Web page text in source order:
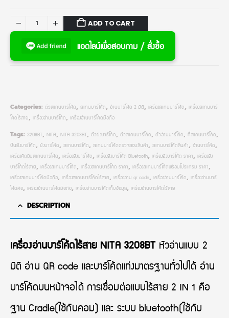
ADD TO CART
แอดไลน์เพื่อสอบถาม / สั่งซื้อ
Categories: ตัวสแกนบาร์โค้ด, สแกนบาร์โค้ด, อ่านบาร์โค้ด 2 มิติ, เครื่องสแกนบาร์โค้ด, เครื่องสแกนบาร์
โค้ดไร้สาย, เครื่องอ่านบาร์โค้ด, เครื่องอ่านบาร์โค้ดมือถือ
Tags: 3208BT, NITA, NITA 3208BT, ตัวยิงบาร์โค้ด, ตัวสแกนบาร์โค้ด, ตัวอ่านบาร์โค้ด, ที่สแกนบาร์โค้ด,
ปืนยิงบาร์โค้ด, ยิงบาร์โค้ด, สแกนบาร์โค้ด, สแกนบาร์โค้ดตรวจสอบสินค้า, สแกนบาร์โค้ดสินค้า, อ่านบาร์โค้ด,
เครื่องคิดเงินสแกนบาร์โค้ด, เครื่องยิงบาร์โค้ด, เครื่องยิงบาร์โค้ด Bluetooth, เครื่องยิงบาร์โค้ด ราคา, เครื่องยิง
บาร์โค้ดไร้สาย, เครื่องสแกนบาร์โค้ด, เครื่องสแกนบาร์โค้ด ราคา, เครื่องสแกนบาร์โค้ดพร้อมโปรแกรม ราคา,
เครื่องสแกนบาร์โค้ดมือถือ, เครื่องสแกนบาร์โค้ดไร้สาย, เครื่องอ่าน qr code, เครื่องอ่านบาร์โค้ด, เครื่องอ่านบาร์
โค้ดคือ, เครื่องอ่านบาร์โค้ดมือถือ, เครื่องอ่านบาร์โค้ดเก็บข้อมูล, เครื่องอ่านบาร์โค้ดไร้สาย
DESCRIPTION
เครื่องอ่านบาร์โค้ดไร้สาย NITA 3208BTหัวอ่านแบบ 2
มิติ อ่าน QR code และบาร์โค้ดแท่งมาตรฐานทั่วไปได้ อ่าน
บาร์โค้ดบนหน้าจอได้ การเชื่อมต่อแบบไร้สาย 2 IN 1 คือ
ฐาน Cradle(ใช้กับคอม) และ ระบบ bluetooth(ใช้กับ